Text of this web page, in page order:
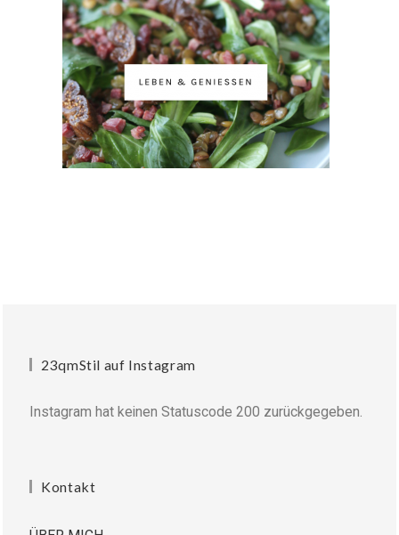
23qmStil auf Instagram
Instagram hat keinen Statuscode 200 zurückgegeben.
Kontakt